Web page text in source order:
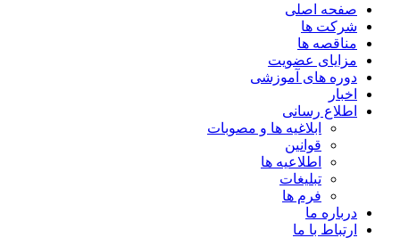
صفحه اصلی
شرکت ها
مناقصه ها
مزایای عضویت
دوره های آموزشی
اخبار
اطلاع رسانی
ابلاغیه ها و مصوبات
قوانین
اطلاعیه ها
تبلیغات
فرم ها
درباره ما
ارتباط با ما